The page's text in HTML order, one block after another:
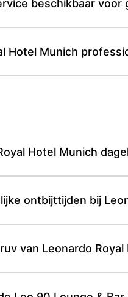
beschikbaar voor
Hotel Munich
Hotel Munich
ontbijttijden bij
van Leonardo